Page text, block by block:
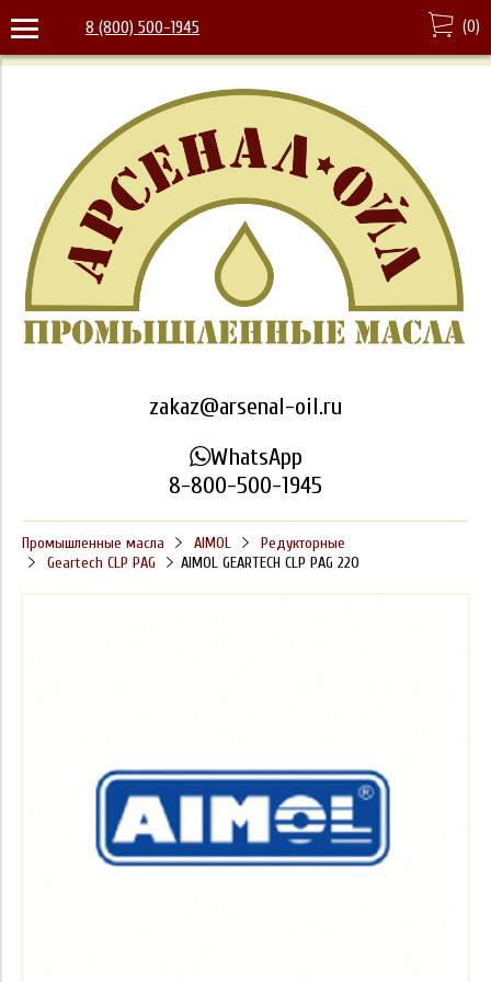
8 (800) 500-1945 (0)
zakaz@arsenal-oil.ru
WhatsApp
8-800-500-1945
Промышленные масла AIMOL
Редукторные
Geartech CLP PAG
AIMOL GEARTECH CLP PAG 220